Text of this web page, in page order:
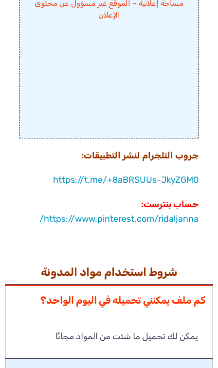
مساحة إعلانية – الموقع غير مسؤول عن محتوى
الإعلان
جروب التلجرام لنشر التطبيقات:
https://t.me/+8aBRSUUs-JkyZGM0
حساب بنترست:
https://www.pinterest.com/ridaljanna/
شروط استخدام مواد المدونة
كم ملف يمكنني تحميله في اليوم الواحد؟
يمكن لك تحميل ما شئت من المواد مجانًا